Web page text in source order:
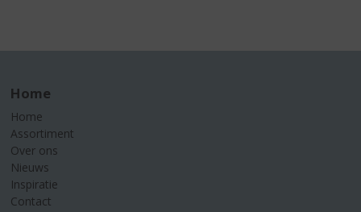
Home
Home
Assortiment
Over ons
Nieuws
Inspiratie
Contact